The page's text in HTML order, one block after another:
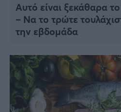
Αυτό είναι ξεκάθαρα
– Να το τρώτε
την εβδομάδα